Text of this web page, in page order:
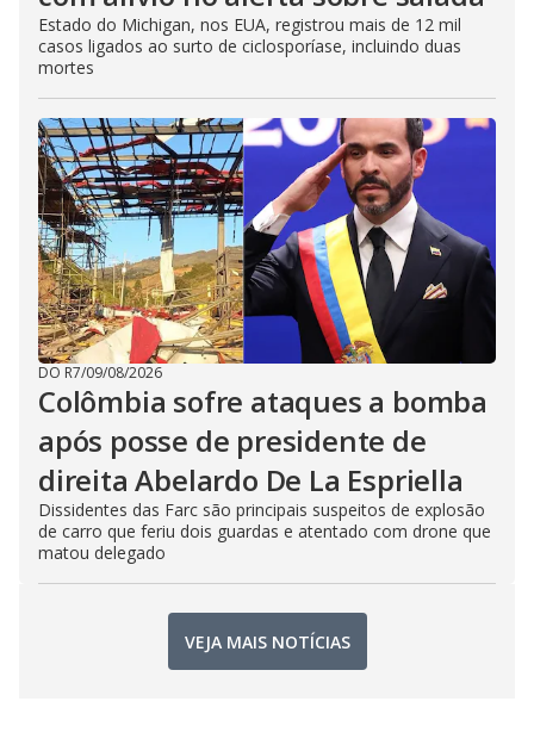
Estado do Michigan, nos EUA, registrou mais de 12 mil
casos ligados ao surto de ciclosporíase, incluindo duas
mortes
DO R7/09/08/2026
Colômbia sofre ataques a bomba
após posse de presidente de
direita Abelardo De La Espriella
Dissidentes das Farc são principais suspeitos de explosão
de carro que feriu dois guardas e atentado com drone que
matou delegado
VEJA MAIS NOTÍCIAS